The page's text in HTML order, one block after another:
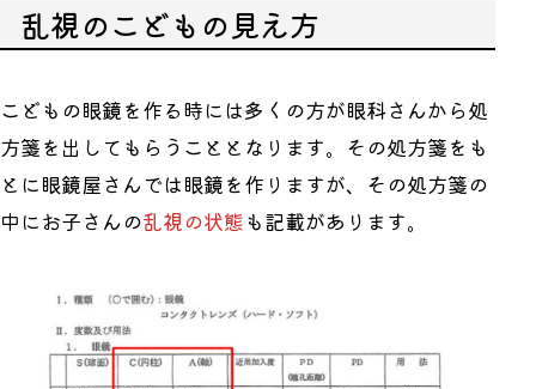
乱視のこどもの見え方
こどもの眼鏡を作る時には多くの方が眼科さんから処
方箋を出してもらうこととなります。その処方箋をも
とに眼鏡屋さんでは眼鏡を作りますが、その処方箋の
中にお子さんの乱視の状態も記載があります。